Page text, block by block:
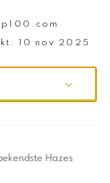
10 nov 2025
Hazes